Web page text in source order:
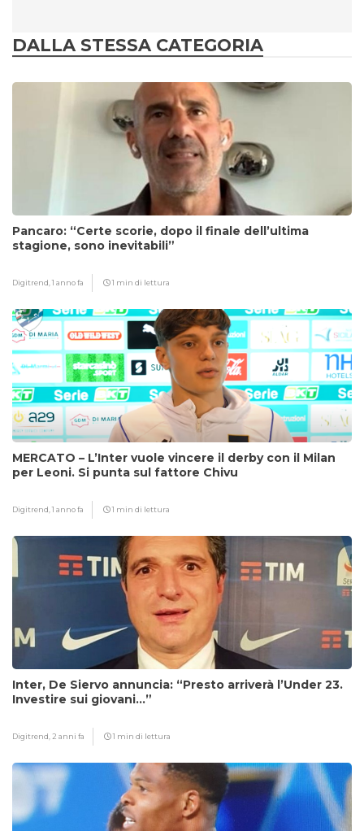
DALLA STESSA CATEGORIA
Pancaro: “Certe scorie, dopo il finale dell’ultima
stagione, sono inevitabili”
Digitrend,1 anno fa 1 min di lettura
MERCATO – L’Inter vuole vincere il derby con il Milan
per Leoni. Si punta sul fattore Chivu
Digitrend,1 anno fa 1 min di lettura
Inter, De Siervo annuncia: “Presto arriverà l’Under 23.
Investire sui giovani…”
Digitrend, 2 anni fa 1 min di lettura